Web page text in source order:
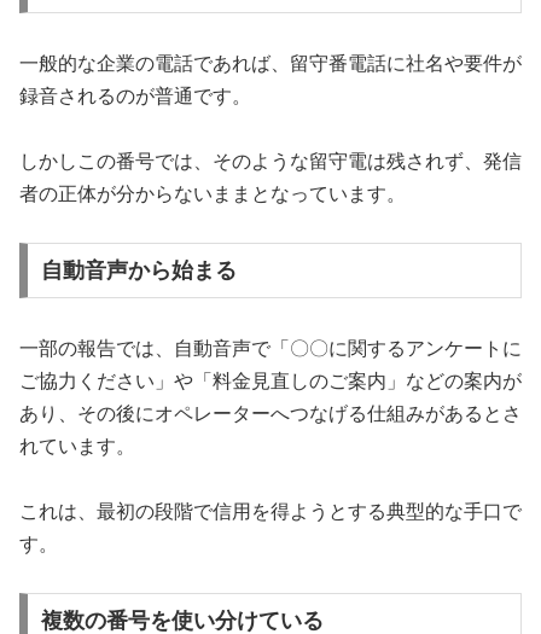
一般的な企業の電話であれば、留守番電話に社名や要件が
録音されるのが普通です。
しかしこの番号では、そのような留守電は残されず、発信
者の正体が分からないままとなっています。
自動音声から始まる
一部の報告では、自動音声で「〇〇に関するアンケートに
ご協力ください」や「料金見直しのご案内」などの案内が
あり、その後にオペレーターへつなげる仕組みがあるとさ
れています。
これは、最初の段階で信用を得ようとする典型的な手口で
す。
複数の番号を使い分けている